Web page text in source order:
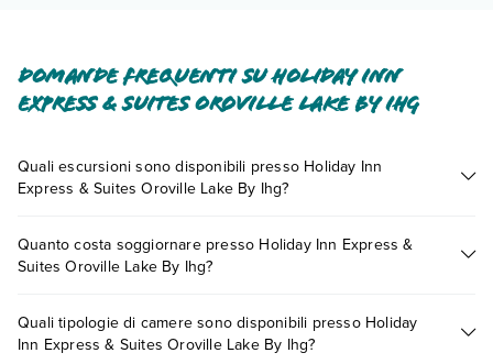
Domande frequenti su Holiday Inn
Express & Suites Oroville Lake By Ihg
Quali escursioni sono disponibili presso Holiday Inn
Express & Suites Oroville Lake By Ihg?
presso Holiday Inn Express & Suites Oroville Lake By Ihg.
Scoprile tutte nellasezione dedicata
appuntamento
Quanto costa soggiornare presso Holiday Inn Express &
Suites Oroville Lake By Ihg?
possono variare in base a vari fattori (per es. date, condizioni
dell'hotel, ecc). Per consultare i prezzi, compila il motore di
Quali tipologie di camere sono disponibili presso Holiday
Inn Express & Suites Oroville Lake By Ihg?